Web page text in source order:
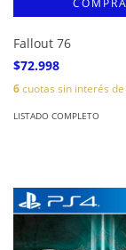
Fallout 76
$72.998
6cuotas sin interés de
LISTADO COMPLETO